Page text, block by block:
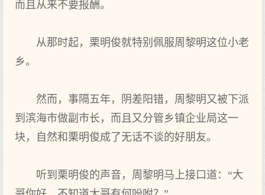
而且从来不要报酬。
从那时起，栗明俊就特别佩服周黎明这位小老
乡。
然而，事隔五年，阴差阳错，周黎明又被下派
到滨海市做副市长，而且又分管乡镇企业局这一
块，自然和栗明俊成了无话不谈的好朋友。
听到栗明俊的声音，周黎明马上接口道：“大